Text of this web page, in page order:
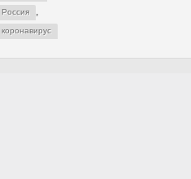
,
коронавирус